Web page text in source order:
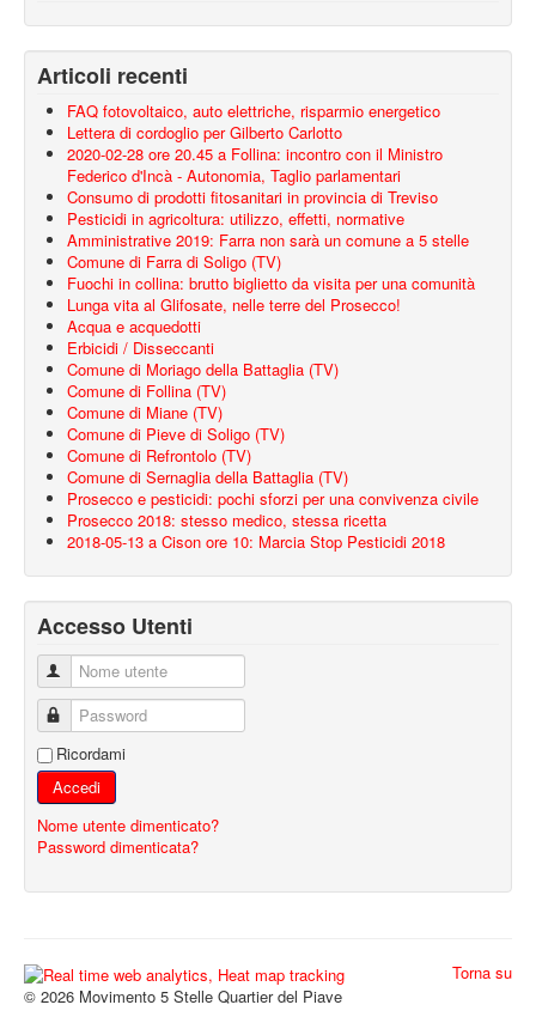
Articoli recenti
FAQ fotovoltaico, auto elettriche, risparmio energetico
Lettera di cordoglio per Gilberto Carlotto
2020-02-28 ore 20.45 a Follina: incontro con il Ministro
Federico d'Incà - Autonomia, Taglio parlamentari
Consumo di prodotti fitosanitari in provincia di Treviso
Pesticidi in agricoltura: utilizzo, effetti, normative
Amministrative 2019: Farra non sarà un comune a 5 stelle
Comune di Farra di Soligo (TV)
Fuochi in collina: brutto biglietto da visita per una comunità
Lunga vita al Glifosate, nelle terre del Prosecco!
Acqua e acquedotti
Erbicidi / Disseccanti
Comune di Moriago della Battaglia (TV)
Comune di Follina (TV)
Comune di Miane (TV)
Comune di Pieve di Soligo (TV)
Comune di Refrontolo (TV)
Comune di Sernaglia della Battaglia (TV)
Prosecco e pesticidi: pochi sforzi per una convivenza civile
Prosecco 2018: stesso medico, stessa ricetta
2018-05-13 a Cison ore 10: Marcia Stop Pesticidi 2018
Accesso Utenti
Nome utente
Password
Ricordami
Accedi
Nome utente dimenticato?
Password dimenticata?
Torna su
© 2026 Movimento 5 Stelle Quartier del Piave